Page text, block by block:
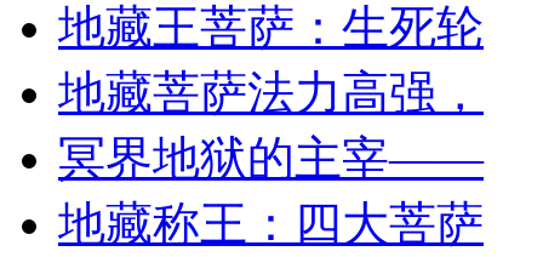
地藏王菩萨：生死轮
地藏菩萨法力高强，
冥界地狱的主宰——
地藏称王：四大菩萨